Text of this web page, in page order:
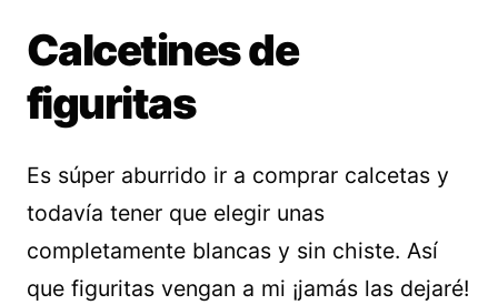
Calcetines de
figuritas
Es súper aburrido ir a comprar calcetas y
todavía tener que elegir unas
completamente blancas y sin chiste. Así
que figuritas vengan a mi ¡jamás las dejaré!